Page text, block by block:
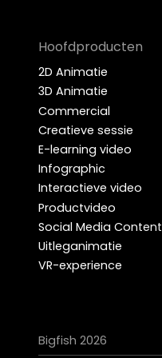
Hoofdproducten
2D Animatie
3D Animatie
Commercial
Creatieve sessie
E-learning video
Infographic
Interactieve video
Productvideo
Social Media Content
Uitleganimatie
VR-experience
Bigfish 2026